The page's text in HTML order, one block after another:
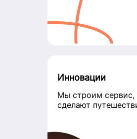
Инновации
Мы строим сервис,
сделают